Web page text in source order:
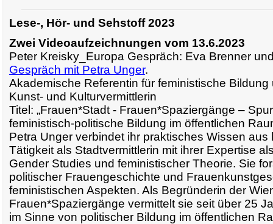
Lese-, Hör- und Sehstoff 2023
Zwei Videoaufzeichnungen vom 13.6.2023
Peter Kreisky_Europa Gespräch: Eva Brenner
Gespräch mit Petra Unger.
Akademische Referentin für feministische Bildung
Kunst- und Kulturvermittlerin
Titel: „Frauen*Stadt - Frauen*Spaziergänge –
feministisch-politische Bildung im öffentlichen
Petra Unger verbindet ihr praktisches Wissen aus
Tätigkeit als Stadtvermittlerin mit ihrer Expertise
Gender Studies und feministischer Theorie. Sie
politischer Frauengeschichte und
feministischen Aspekten. Als Begründerin der
Frauen*Spaziergänge vermittelt sie seit über 25
im Sinne von politischer Bildung im öffentlichen